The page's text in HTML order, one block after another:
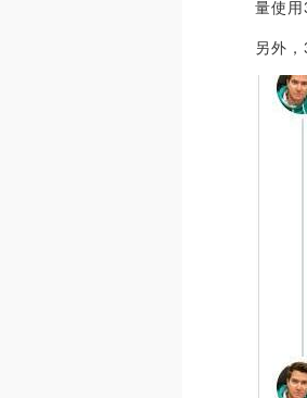
量使
另外